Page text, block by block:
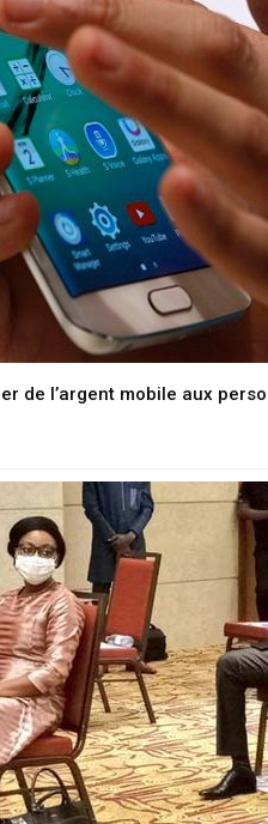
de l’argent mobile aux